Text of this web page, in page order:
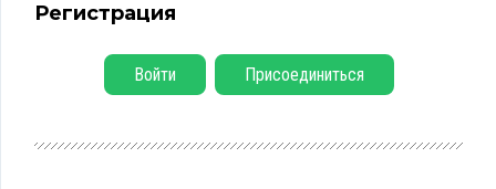
Регистрация
Войти Присоединиться